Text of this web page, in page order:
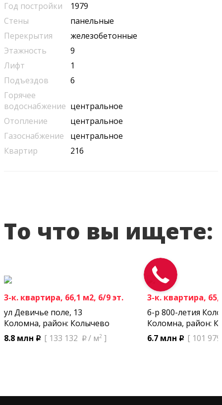
Год постройки
1979
Стены
панельные
Перекрытия
железобетонные
Этажность
9
Лифт
1
Подъездов
6
Горячее
водоснабжение центральное
Отопление
центральное
Газоснабжение
центральное
Квартир
216
То что вы ищете:
3-к. квартира, 66,1 м2, 6/9 эт.
ул Девичье поле, 13
Коломна, район: Колычево
8.8 млн p [ 133 132 p / м2 ]
3-к. квартира,
б-р 800-летия
Коломна, район:
6.7 млн p [ 101 979